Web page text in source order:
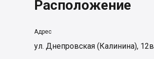
Расположение
Адрес
ул. Днепровская (Калинина), 12в